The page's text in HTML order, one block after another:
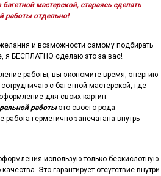
мастерской, стараясь сделать
работы отдельно!
и возможности самому подбирать
я БЕСПЛАТНО сделаю это за вас!
работы, вы экономите время, энергию
с багетной мастерской, где
для своих картин.
работы это своего рода
герметично запечатана внутрь
использую только бескислотную
Это гарантирует отсутствие внутри